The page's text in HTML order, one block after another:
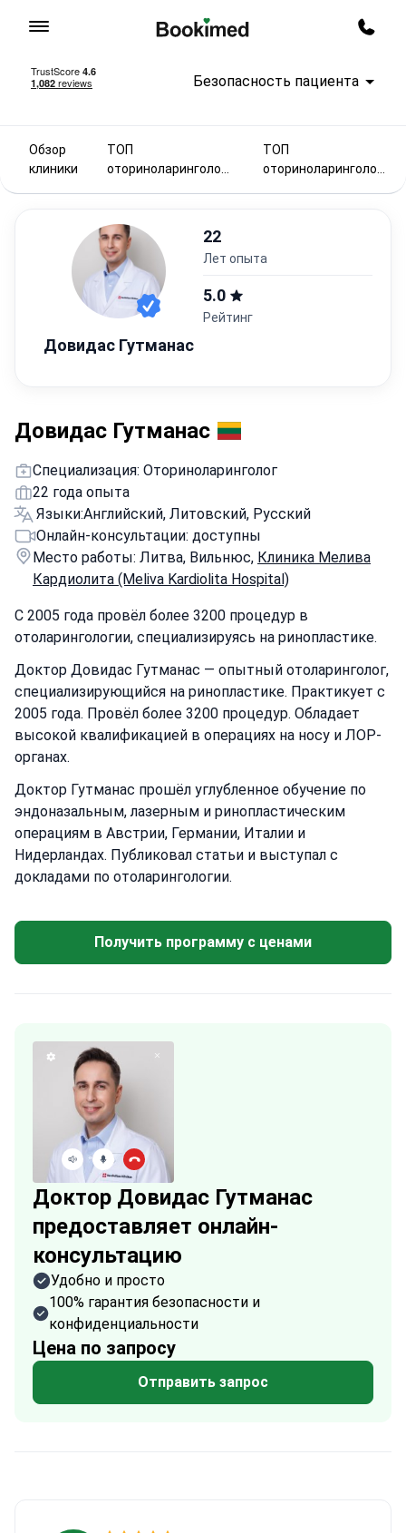
Безопасность пациента
Обзор
клиники
ТОП
оториноларингологи
ТОП
оториноларингологи
Довидас Гутманас
22
лет опыта
5.0
Рейтинг
Довидас Гутманас
Специализация: Оториноларинголог
22 года опыта
Языки:Английский, Литовский, Русский
Онлайн-консультации: доступны
Место работы: Литва, Вильнюс, Клиника Мелива
Кардиолита (Meliva Kardiolita Hospital)
С 2005 года провёл более 3200 процедур в
отоларингологии, специализируясь на ринопластике.
Доктор Довидас Гутманас — опытный отоларинголог,
специализирующийся на ринопластике. Практикует с
2005 года. Провёл более 3200 процедур. Обладает
высокой квалификацией в операциях на носу и ЛОР-
органах.
Доктор Гутманас прошёл углубленное обучение по
эндоназальным, лазерным и ринопластическим
операциям в Австрии, Германии, Италии и
Нидерландах. Публиковал статьи и выступал с
докладами по отоларингологии.
Получить программу с ценами
Доктор Довидас Гутманас
предоставляет онлайн-
консультацию
Удобно и просто
100% гарантия безопасности и
конфиденциальности
Цена по запросу
Отправить запрос